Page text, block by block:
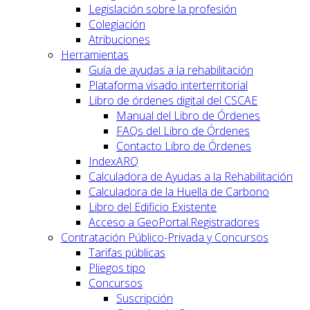
Legislación sobre la profesión
Colegiación
Atribuciones
Herramientas
Guía de ayudas a la rehabilitación
Plataforma visado interterritorial
Libro de órdenes digital del CSCAE
Manual del Libro de Órdenes
FAQs del Libro de Órdenes
Contacto Libro de Órdenes
IndexARQ
Calculadora de Ayudas a la Rehabilitación
Calculadora de la Huella de Carbono
Libro del Edificio Existente
Acceso a GeoPortal.Registradores
Contratación Público-Privada y Concursos
Tarifas públicas
Pliegos tipo
Concursos
Suscripción